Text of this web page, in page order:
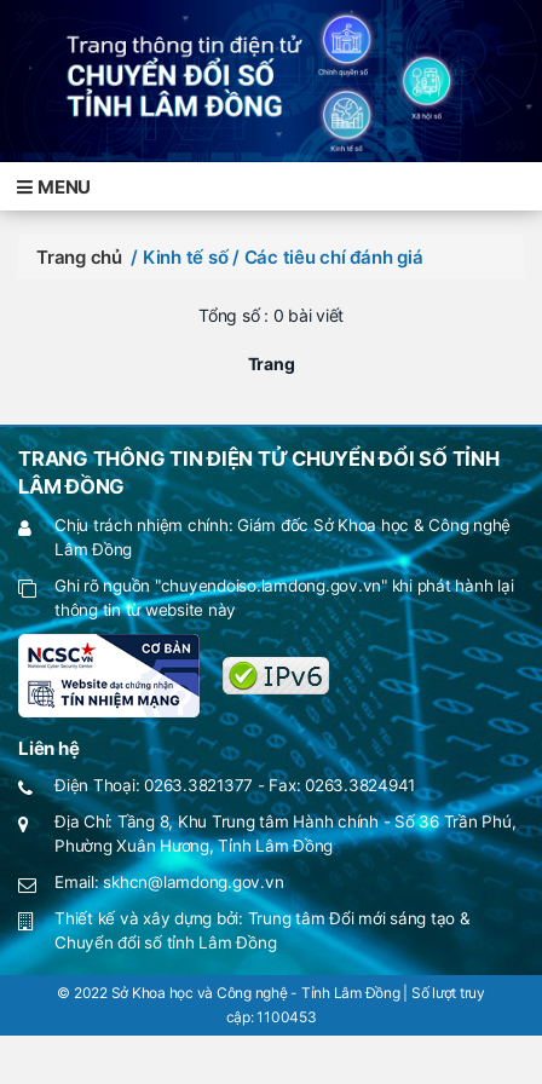
MENU
Trang chủ / Kinh tế số/ Các tiêu chí đánh giá
Tổng số : 0 bài viết
Trang
TRANG THÔNG TIN ĐIỆN TỬ CHUYỂN ĐỔI SỐ TỈNH
LÂM ĐỒNG
Chịu trách nhiệm chính: Giám đốc Sở Khoa học & Công nghệ
Lâm Đồng
Ghi rõ nguồn "chuyendoiso.lamdong.gov.vn" khi phát hành lại
thông tin từ website này
Liên hệ
Điện Thoại: 0263.3821377 - Fax: 0263.3824941
Địa Chỉ: Tầng 8, Khu Trung tâm Hành chính - Số 36 Trần Phú,
Phường Xuân Hương, Tỉnh Lâm Đồng
Email: skhcn@lamdong.gov.vn
Thiết kế và xây dựng bởi: Trung tâm Đổi mới sáng tạo &
Chuyển đổi số tỉnh Lâm Đồng
© 2022 Sở Khoa học và Công nghệ - Tỉnh Lâm Đồng | Số lượt truy
cập:1100453